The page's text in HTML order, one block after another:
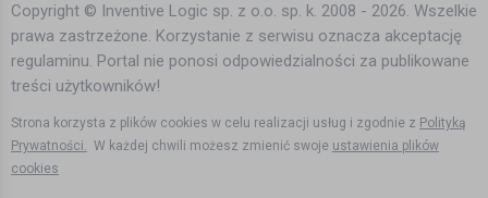
Copyright © Inventive Logic sp. z o.o. sp. k. 2008 - 2026. Wszelkie
prawa zastrzeżone. Korzystanie z serwisu oznacza akceptację
regulaminu. Portal nie ponosi odpowiedzialności za publikowane
treści użytkowników!
Strona korzysta z plików cookies w celu realizacji usług i zgodnie z Polityką
Prywatności. W każdej chwili możesz zmienić swoje ustawienia plików
cookies